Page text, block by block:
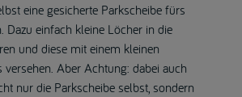
eine gesicherte Parkscheibe fürs
Dazu einfach kleine Löcher in die
und diese mit einem kleinen
versehen. Aber Achtung: dabei auch
nur die Parkscheibe selbst, sondern